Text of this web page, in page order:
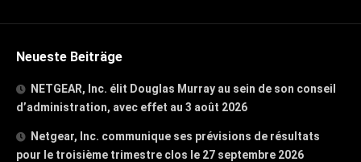
Neueste Beiträge
NETGEAR, Inc. élit Douglas Murray au sein de son conseil
d’administration, avec effet au 3 août 2026
Netgear, Inc. communique ses prévisions de résultats
pour le troisième trimestre clos le 27 septembre 2026